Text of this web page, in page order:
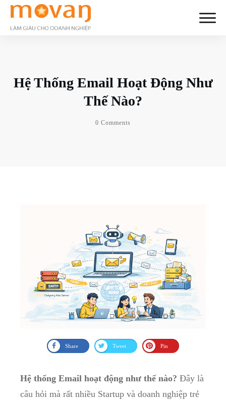
Hệ Thống Email Hoạt Động Như
Thế Nào?
0 Comments
Share Tweet Pin
Hệ thống Email hoạt động như thế nào? Đây là
câu hỏi mà rất nhiều Startup và doanh nghiệp trẻ